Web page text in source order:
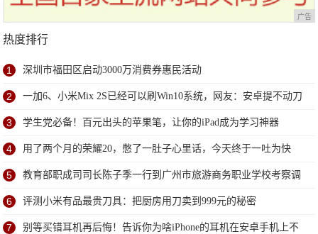
广告
热度排行
1 深圳市福田区启动3000万消费券惠民活动
2 一加6、小米Mix 2S已经可以刷Win10系统，网友：安卓提不动刀
了？
3 学生党必备！百元出头的苹果笔，让你的iPad成为学习神器
4 用了两个月的荣耀20，憋了一肚子心里话，今天终于一吐为快
5 教育部职成司司长陈子季一行到广州市旅游商务职业学校考察调
研
6 评测小米有品最贵刀具：把厨房用刀卖到999元的秘密
7 别等买错耳机再后悔！告诉你为啥iPhone的耳机在安卓手机上不